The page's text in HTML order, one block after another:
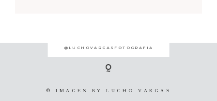
@LUCHOVARGASFOTOGRAFIA
© IMAGES BY LUCHO VARGAS